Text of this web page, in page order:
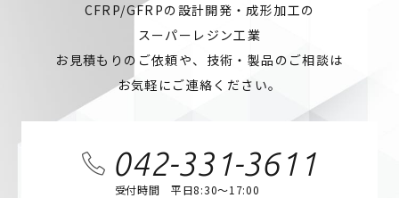
CFRP/GFRPの設計開発・成形加工の
スーパーレジン工業
お見積もりのご依頼や、技術・製品のご相談は
お気軽にご連絡ください。
042-331-3611
受付時間 平日8:30～17:00